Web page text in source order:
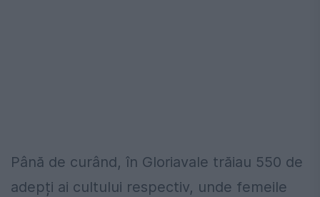
Până de curând, în Gloriavale trăiau 550 de
adepți ai cultului respectiv, unde femeile